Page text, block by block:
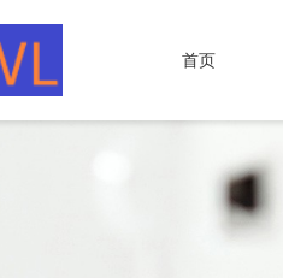
首页